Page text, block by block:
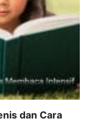
dan Cara